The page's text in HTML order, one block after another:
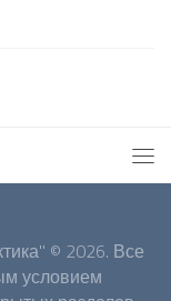
© 2026. Все
условием